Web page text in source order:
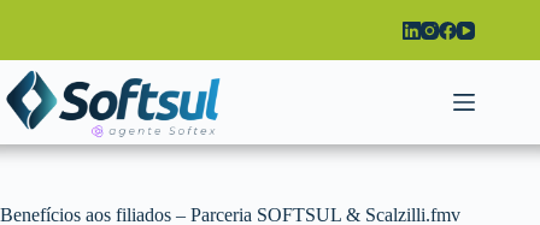
conteúdo
Benefícios aos filiados – Parceria SOFTSUL & Scalzilli.fmv